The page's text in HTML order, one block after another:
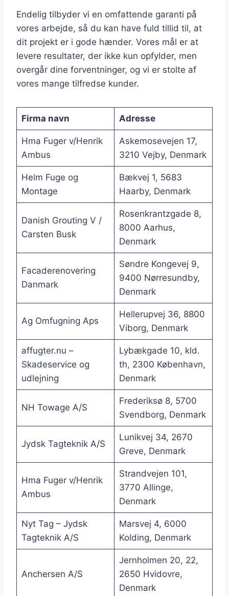
Endelig tilbyder vi en omfattende garanti på
vores arbejde, så du kan have fuld tillid til, at
dit projekt er i gode hænder. Vores mål er at
levere resultater, der ikke kun opfylder, men
overgår dine forventninger, og vi er stolte af
vores mange tilfredse kunder.
Firma navn Adresse
Hma Fuger v/Henrik
Ambus
Askemosevejen 17,
3210 Vejby, Denmark
Helm Fuge og
Montage
Bækvej 1, 5683
Haarby, Denmark
Danish Grouting V /
Carsten Busk
Rosenkrantzgade 8,
8000 Aarhus,
Denmark
Facaderenovering
Danmark
Søndre Kongevej 9,
9400 Nørresundby,
Denmark
Ag Omfugning Aps
Hellerupvej 36, 8800
Viborg, Denmark
affugter.nu –
Skadeservice og
udlejning
Lybækgade 10, kld.
th, 2300 København,
Denmark
NH Towage A/S
Frederiksø 8, 5700
Svendborg, Denmark
Jydsk Tagteknik A/S
Lunikvej 34, 2670
Greve, Denmark
Hma Fuger v/Henrik
Ambus
Strandvejen 101,
3770 Allinge,
Denmark
Nyt Tag – Jydsk
Tagteknik A/S
Marsvej 4, 6000
Kolding, Denmark
Anchersen A/S
Jernholmen 20, 22,
2650 Hvidovre,
Denmark